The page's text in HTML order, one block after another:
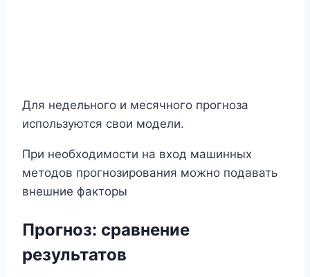
Для недельного и месячного прогноза
используются свои модели.
При необходимости на вход машинных
методов прогнозирования можно подавать
внешние факторы
Прогноз: сравнение
результатов